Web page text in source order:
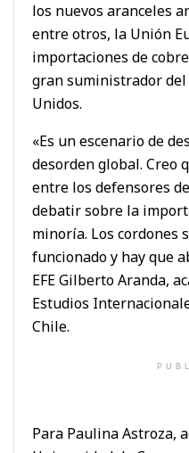
los nuevos aranceles
entre otros, la Unión
importaciones de
gran suministrador del
Unidos.
«Es un escenario de
desorden global. Creo
entre los defensores
debatir sobre la
minoría. Los cordones
funcionado y hay que
EFE Gilberto Aranda,
Estudios
Chile.
Para Paulina Astroza,